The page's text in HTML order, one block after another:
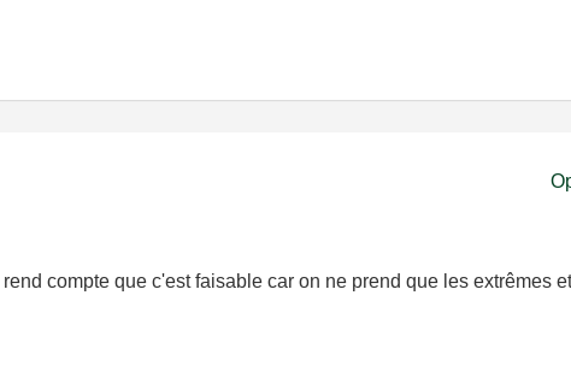
compte que c'est faisable car on ne prend que les extrêmes et